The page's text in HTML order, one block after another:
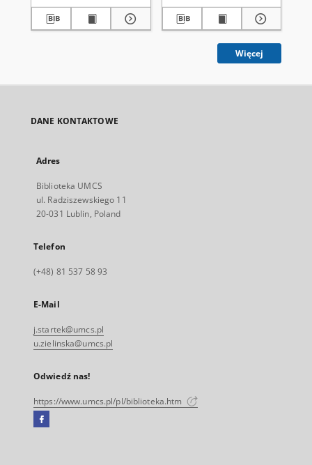
Więcej
DANE KONTAKTOWE
Adres
Biblioteka UMCS
ul. Radziszewskiego 11
20-031 Lublin, Poland
Telefon
(+48) 81 537 58 93
E-Mail
j.startek@umcs.pl
u.zielinska@umcs.pl
Odwiedź nas!
https://www.umcs.pl/pl/biblioteka.htm
Facebook